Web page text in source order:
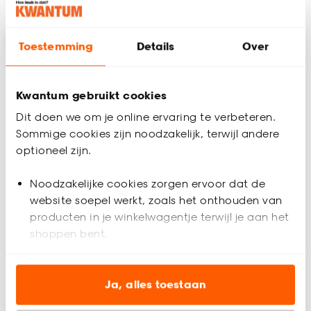
Toestemming Details Over
Kwantum gebruikt cookies
Dit doen we om je online ervaring te verbeteren.
Sommige cookies zijn noodzakelijk, terwijl andere
optioneel zijn.
Noodzakelijke cookies zorgen ervoor dat de
website soepel werkt, zoals het onthouden van
producten in je winkelwagentje terwijl je aan het
shoppen bent.
Analytische cookies (optioneel) helpen ons de
website te verbeteren voor jou en al onze andere
Ja, alles toestaan
Hanglamp Heli Off-
White
105.
Hanglamp Selket
40.
-